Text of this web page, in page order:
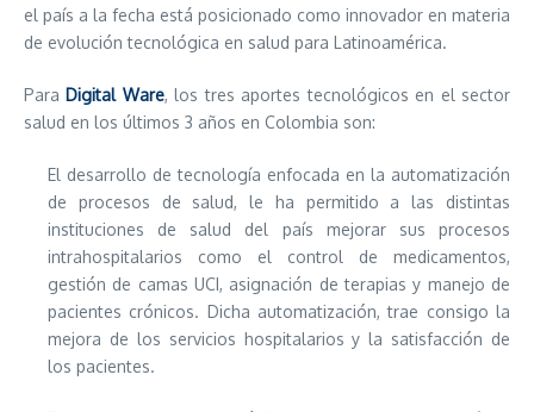
el país a la fecha está posicionado como innovador en materia
de evolución tecnológica en salud para Latinoamérica.
Para Digital Ware, los tres aportes tecnológicos en el sector
salud en los últimos 3 años en Colombia son:
El desarrollo de tecnología enfocada en la automatización
de procesos de salud, le ha permitido a las distintas
instituciones de salud del país mejorar sus procesos
intrahospitalarios como el control de medicamentos,
gestión de camas UCI, asignación de terapias y manejo de
pacientes crónicos. Dicha automatización, trae consigo la
mejora de los servicios hospitalarios y la satisfacción de
los pacientes.